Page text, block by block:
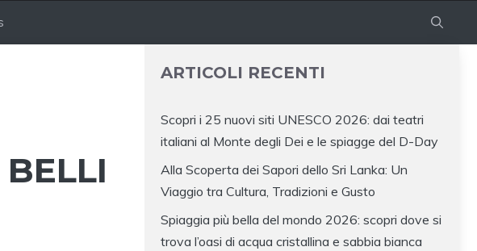
ARTICOLI RECENTI
Scopri i 25 nuovi siti UNESCO 2026: dai teatri
italiani al Monte degli Dei e le spiagge del D-Day
Alla Scoperta dei Sapori dello Sri Lanka: Un
Viaggio tra Cultura, Tradizioni e Gusto
Spiaggia più bella del mondo 2026: scopri dove si
trova l’oasi di acqua cristallina e sabbia bianca